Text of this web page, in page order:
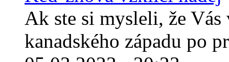
Ak ste si mysleli, že
kanadského západu po